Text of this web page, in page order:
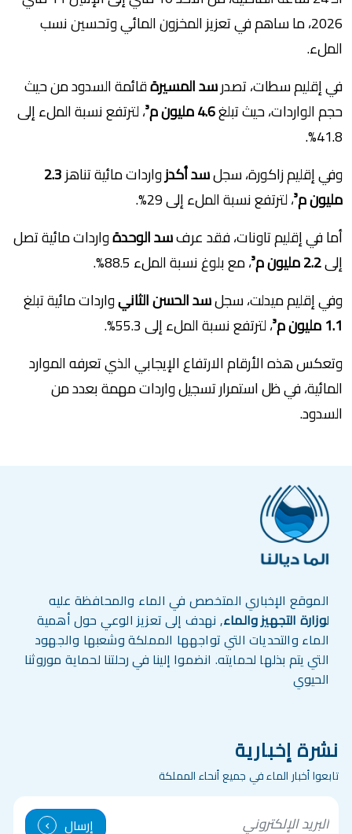
2026، ما ساهم في تعزيز المخزون المائي وتحسين نسب
الملء.
في إقليم سطات، تصدرسد المسيرةقائمة السدود من حيث
حجم الواردات، حيث تبلغ4.6 مليون م³
، لترتفع نسبة الملء إلى
41.8%.
وفي إقليم زاكورة، سجلسد أكدزواردات مائية تناهز2.3
مليون م³، لترتفع نسبة الملء إلى 29%.
أما في إقليم تاونات، فقد عرفسد الوحدةواردات مائية تصل
إلى2.2 مليون م³
، مع بلوغ نسبة الملء 88.5%.
وفي إقليم ميدلت، سجلسد الحسن الثانيواردات مائية تبلغ
1.1 مليون م³
، لترتفع نسبة الملء إلى 55.3%.
وتعكس هذه الأرقام الارتفاع الإيجابي الذي تعرفه الموارد
المائية، في ظل استمرار تسجيل واردات مهمة بعدد من
السدود.
الموقع الإخباري المتخصص في الماء والمحافظة عليه
لوزارة التجهيز والماء, نهدف إلى تعزيز الوعي حول أهمية
الماء والتحديات التي تواجهها المملكة وشعبها والجهود
التي يتم بذلها لحمايته. انضموا إلينا في رحلتنا لحماية موروثنا
الحيوي
نشرة إخبارية
تابعوا أخبار الماء في جميع أنحاء المملكة
إرسال